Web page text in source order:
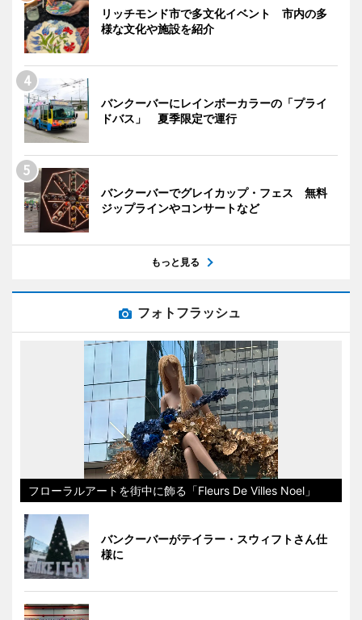
リッチモンド市で多文化イベント 市内の多
様な文化や施設を紹介
バンクーバーにレインボーカラーの「プライ
ドバス」 夏季限定で運行
バンクーバーでグレイカップ・フェス 無料
ジップラインやコンサートなど
もっと見る
フォトフラッシュ
フローラルアートを街中に飾る「Fleurs De Villes Noel」
バンクーバーがテイラー・スウィフトさん仕
様に